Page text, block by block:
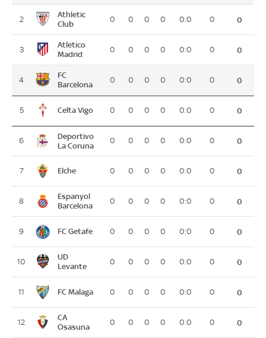
2
Athletic
Club
0 0 0 0 0:0 0 0
3
Atletico
Madrid
0 0 0 0 0:0 0 0
4
FC
Barcelona
0 0 0 0 0:0 0 0
5 Celta Vigo 0 0 0 0 0:0 0 0
6
Deportivo
La Coruna
0 0 0 0 0:0 0 0
7 Elche 0 0 0 0 0:0 0 0
8
Espanyol
Barcelona
0 0 0 0 0:0 0 0
9 FC Getafe 0 0 0 0 0:0 0 0
10
UD
Levante
0 0 0 0 0:0 0 0
11 FC Malaga 0 0 0 0 0:0 0 0
12
CA
Osasuna
0 0 0 0 0:0 0 0